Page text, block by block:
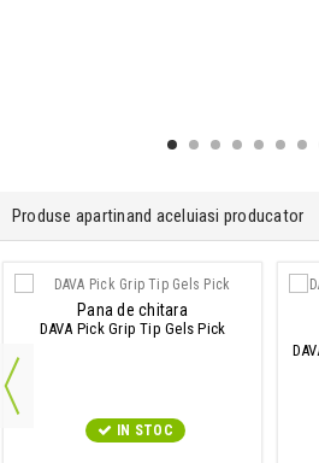
Produse apartinand aceluiasi producator
Pana de chitara
DAVA Pick Grip Tip Gels Pick
IN STOC